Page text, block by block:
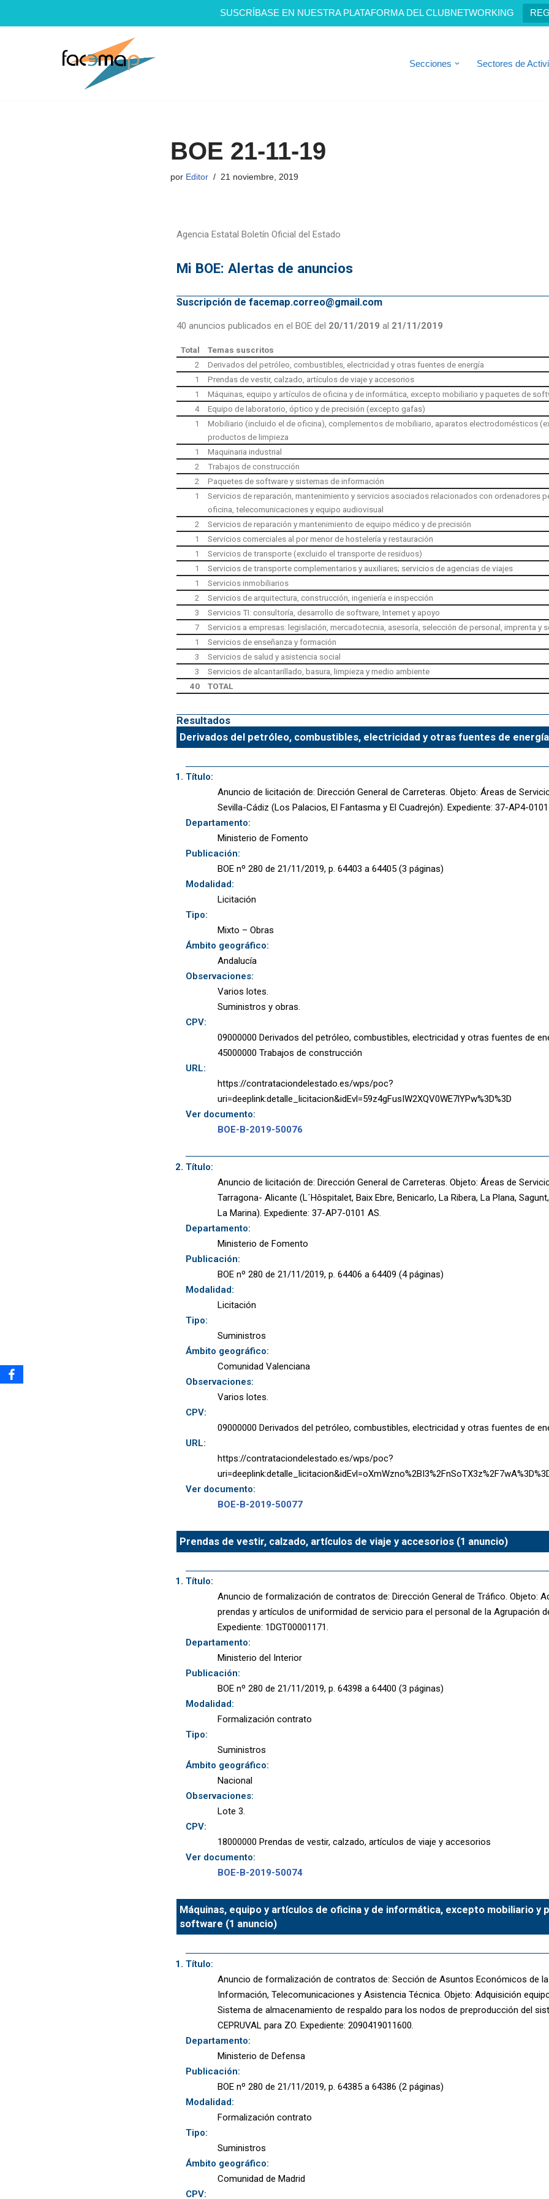
SUSCRÍBASE EN NUESTRA PLATAFORMA DEL CLUBNETWORKING
Secciones Sectores de
BOE 21-11-19
por Editor 21 noviembre, 2019
Agencia Estatal Boletín Oficial del Estado
Mi BOE: Alertas de anuncios
Suscripción de facemap.correo@gmail.com
40 anuncios publicados en el BOE del 20/11/2019 al 21/11/2019
Total
Temas suscritos
2
Derivados del petróleo, combustibles, electricidad y otras fuentes de energía
1
Prendas de vestir, calzado, artículos de viaje y accesorios
1
Máquinas, equipo y artículos de oficina y de informática, excepto mobiliario y paquetes de
4
Equipo de laboratorio, óptico y de precisión (excepto gafas)
1
Mobiliario (incluido el de oficina), complementos de mobiliario, aparatos electrodomésticos
productos de limpieza
1
Maquinaria industrial
2
Trabajos de construcción
2
Paquetes de software y sistemas de información
1
Servicios de reparación, mantenimiento y servicios asociados relacionados con ordenadores
oficina, telecomunicaciones y equipo audiovisual
2
Servicios de reparación y mantenimiento de equipo médico y de precisión
1
Servicios comerciales al por menor de hostelería y restauración
1
Servicios de transporte (excluido el transporte de residuos)
1
Servicios de transporte complementarios y auxiliares; servicios de agencias de viajes
1
Servicios inmobiliarios
2
Servicios de arquitectura, construcción, ingeniería e inspección
3
Servicios TI: consultoría, desarrollo de software, Internet y apoyo
7
Servicios a empresas: legislación, mercadotecnia, asesoría, selección de personal, imprenta y
1
Servicios de enseñanza y formación
3
Servicios de salud y asistencia social
3
Servicios de alcantarillado, basura, limpieza y medio ambiente
40
TOTAL
Resultados
Derivados del petróleo, combustibles, electricidad y otras fuentes de
Título:
Anuncio de licitación de: Dirección General de Carreteras. Objeto: Áreas de
Sevilla-Cádiz (Los Palacios, El Fantasma y El Cuadrejón). Expediente: 37-AP4-
Departamento:
Ministerio de Fomento
Publicación:
BOE nº 280 de 21/11/2019, p. 64403 a 64405 (3 páginas)
Modalidad:
Licitación
Tipo:
Mixto – Obras
Ámbito geográfico:
Andalucía
Observaciones:
Varios lotes.
Suministros y obras.
CPV:
09000000 Derivados del petróleo, combustibles, electricidad y otras fuentes de
45000000 Trabajos de construcción
URL:
https://contrataciondelestado.es/wps/poc?
uri=deeplink:detalle_licitacion&idEvl=59z4gFusIW2XQV0WE7lYPw%3D%3D
Ver documento:
BOE-B-2019-50076
Título:
Anuncio de licitación de: Dirección General de Carreteras. Objeto: Áreas de
Tarragona- Alicante (L´Hôspitalet, Baix Ebre, Benicarlo, La Ribera, La Plana,
La Marina). Expediente: 37-AP7-0101 AS.
Departamento:
Ministerio de Fomento
Publicación:
BOE nº 280 de 21/11/2019, p. 64406 a 64409 (4 páginas)
Modalidad:
Licitación
Tipo:
Suministros
Ámbito geográfico:
Comunidad Valenciana
Observaciones:
Varios lotes.
CPV:
09000000 Derivados del petróleo, combustibles, electricidad y otras fuentes de
URL:
https://contrataciondelestado.es/wps/poc?
Ver documento:
BOE-B-2019-50077
Prendas de vestir, calzado, artículos de viaje y accesorios (1 anuncio)
Título:
Anuncio de formalización de contratos de: Dirección General de Tráfico. Objeto:
prendas y artículos de uniformidad de servicio para el personal de la Agrupación
Expediente: 1DGT00001171.
Departamento:
Ministerio del Interior
Publicación:
BOE nº 280 de 21/11/2019, p. 64398 a 64400 (3 páginas)
Modalidad:
Formalización contrato
Tipo:
Suministros
Ámbito geográfico:
Nacional
Observaciones:
Lote 3.
CPV:
18000000 Prendas de vestir, calzado, artículos de viaje y accesorios
Ver documento:
BOE-B-2019-50074
Máquinas, equipo y artículos de oficina y de informática, excepto mobiliario y
software (1 anuncio)
Título:
Anuncio de formalización de contratos de: Sección de Asuntos Económicos de
Información, Telecomunicaciones y Asistencia Técnica. Objeto: Adquisición
Sistema de almacenamiento de respaldo para los nodos de preproducción del
CEPRUVAL para ZO. Expediente: 2090419011600.
Departamento:
Ministerio de Defensa
Publicación:
BOE nº 280 de 21/11/2019, p. 64385 a 64386 (2 páginas)
Modalidad:
Formalización contrato
Tipo:
Suministros
Ámbito geográfico:
Comunidad de Madrid
CPV: